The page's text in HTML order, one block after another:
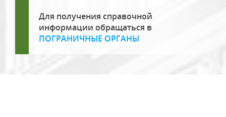
Для получения справочной
информации обращаться в
ПОГРАНИЧНЫЕ ОРГАНЫ